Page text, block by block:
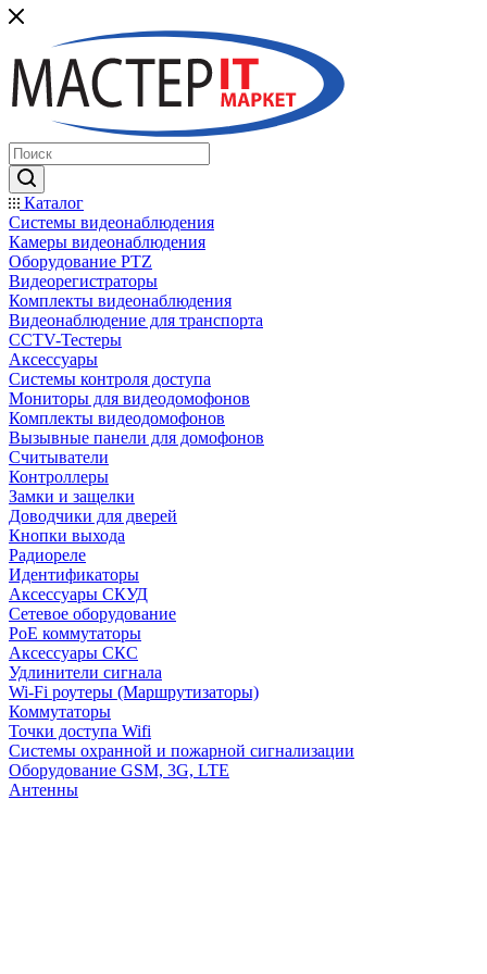
Каталог
Системы видеонаблюдения
Камеры видеонаблюдения
Оборудование PTZ
Видеорегистраторы
Комплекты видеонаблюдения
Видеонаблюдение для транспорта
CCTV-Тестеры
Аксессуары
Системы контроля доступа
Мониторы для видеодомофонов
Комплекты видеодомофонов
Вызывные панели для домофонов
Считыватели
Контроллеры
Замки и защелки
Доводчики для дверей
Кнопки выхода
Радиореле
Идентификаторы
Аксессуары СКУД
Сетевое оборудование
PoE коммутаторы
Аксессуары СКС
Удлинители сигнала
Wi-Fi роутеры (Маршрутизаторы)
Коммутаторы
Точки доступа Wifi
Системы охранной и пожарной сигнализации
Оборудование GSM, 3G, LTE
Антенны